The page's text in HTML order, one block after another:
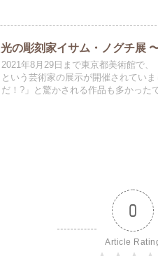
光の彫刻家イサム・ノグチ展
2021年8月29日まで東京都美術館で
という芸術家の展示が開催されてい
だ！?」と驚かされる作品も多かったで
0
Article